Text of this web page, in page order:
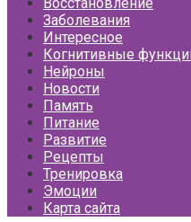
Заболевания
Интересное
Когнитивные
Нейроны
Новости
Память
Питание
Развитие
Рецепты
Тренировка
Эмоции
Карта сайта